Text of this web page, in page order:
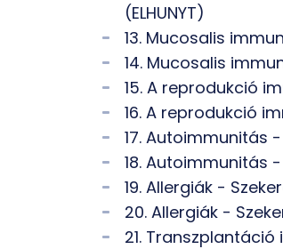
(ELHUNYT)
13. Mucosalis
14. Mucosalis
15. A reprodukció
16. A reprodukció
17. Autoimmunitás -
18. Autoimmunitás -
19. Allergiák -
20. Allergiák -
21. Transzplantáció